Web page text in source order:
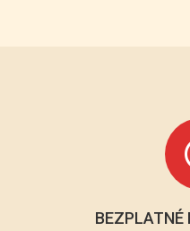
BEZPLATNÉ